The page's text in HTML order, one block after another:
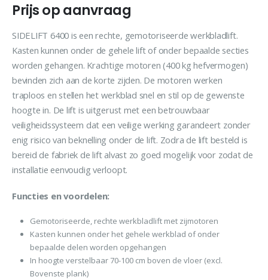
Prijs op aanvraag
SIDELIFT 6400 is een rechte, gemotoriseerde werkbladlift.
Kasten kunnen onder de gehele lift of onder bepaalde secties
worden gehangen. Krachtige motoren (400 kg hefvermogen)
bevinden zich aan de korte zijden. De motoren werken
traploos en stellen het werkblad snel en stil op de gewenste
hoogte in. De lift is uitgerust met een betrouwbaar
veiligheidssysteem dat een veilige werking garandeert zonder
enig risico van beknelling onder de lift. Zodra de lift besteld is
bereid de fabriek de lift alvast zo goed mogelijk voor zodat de
installatie eenvoudig verloopt.
Functies en voordelen:
Gemotoriseerde, rechte werkbladlift met zijmotoren
Kasten kunnen onder het gehele werkblad of onder
bepaalde delen worden opgehangen
In hoogte verstelbaar 70-100 cm boven de vloer (excl.
Bovenste plank)